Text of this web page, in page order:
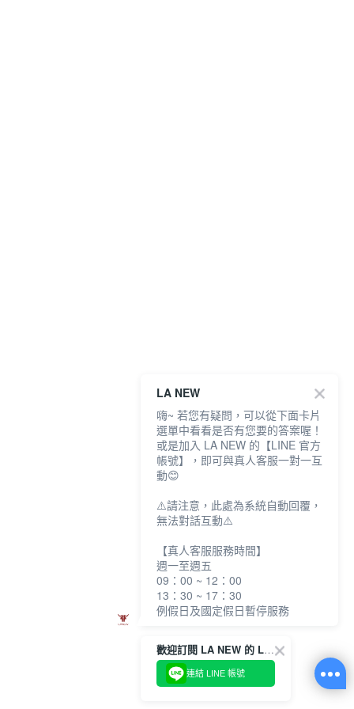
歡迎訂閱 LA NEW 的 LINE 官方帳號
連結 LINE 帳號
LA NEW
嗨~ 若您有疑問，可以從下面卡片
選單中看看是否有您要的答案喔！
或是加入 LA NEW 的【LINE 官方
帳號】，即可與真人客服一對一互
動😊
⚠️請注意，此處為系統自動回覆，
無法對話互動⚠️
【真人客服服務時間】
週一至週五
09：00 ~ 12：00
13：30 ~ 17：30
例假日及國定假日暫停服務